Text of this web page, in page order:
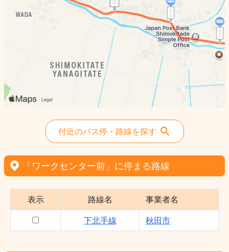
付近のバス停・路線を探す
「ワークセンター前」に停まる路線
表示 路線名 事業者名
下北手線 秋田市